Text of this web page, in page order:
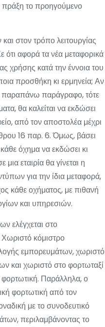
πράξη το προηγούμενο
στον τρόπο λειτουργίας
αφορά τα νέα μεταφορικά
χρήσης κατά την έννοια του
προσθήκη κι ερμηνεία; Αν
παραπάνω παράγραφο, τότε
θα καλείται να εκδώσει
από τον αποστολέα μέχρι
16 παρ. 6. Όμως, βάσει
όχημα να εκδώσει κι
εταιρία θα γίνεται η
για την ίδια μεταφορά,
κάθε οχήματος, με πιθανή
και υπηρεσιών.
ελέγχεται στο
κόμιστρο
εμπορευμάτων, χωριστό
και χωριστό στο φορτωταξί
Παράλληλα, ο
φορτωτική από τον
με το συνοδευτικό
περιλαμβάνοντας το